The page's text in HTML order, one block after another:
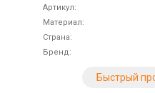
Артикул
Материал
Страна
Бренд
Быстрый